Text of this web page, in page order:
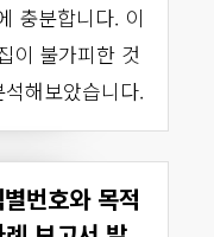
충분합니다. 이
이 불가피한 것
해보았습니다.
번호와 목적